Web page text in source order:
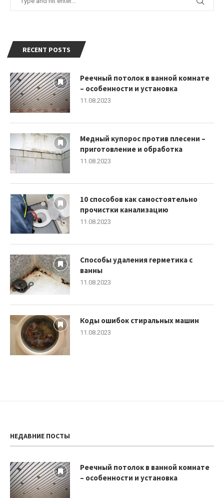
RECENT POSTS
Реечный потолок в ванной комнате
– особенности и установка
11.08.2023
Медный купорос против плесени –
приготовление и обработка
11.08.2023
10 способов как самостоятельно
прочистки канализацию
11.08.2023
Способы удаления герметика с
ванны
11.08.2023
Коды ошибок стиральных машин
11.08.2023
НЕДАВНИЕ ПОСТЫ
Реечный потолок в ванной комнате
– особенности и установка